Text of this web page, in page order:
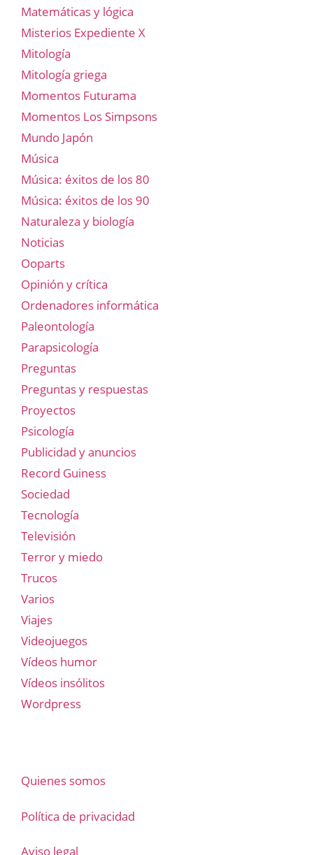
Matemáticas y lógica
Misterios Expediente X
Mitología
Mitología griega
Momentos Futurama
Momentos Los Simpsons
Mundo Japón
Música
Música: éxitos de los 80
Música: éxitos de los 90
Naturaleza y biología
Noticias
Ooparts
Opinión y crítica
Ordenadores informática
Paleontología
Parapsicología
Preguntas
Preguntas y respuestas
Proyectos
Psicología
Publicidad y anuncios
Record Guiness
Sociedad
Tecnología
Televisión
Terror y miedo
Trucos
Varios
Viajes
Videojuegos
Vídeos humor
Vídeos insólitos
Wordpress
Quienes somos
Política de privacidad
Aviso legal